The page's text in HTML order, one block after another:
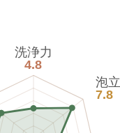
洗浄力
4.8
泡
7.8